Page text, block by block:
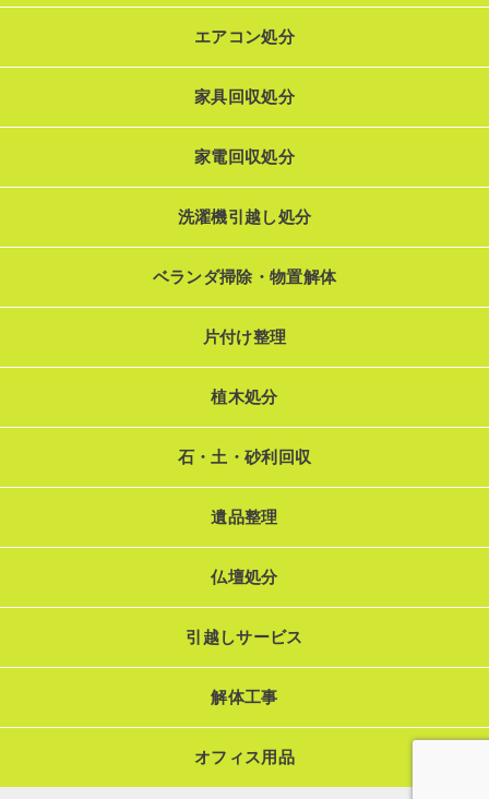
エアコン処分
家具回収処分
家電回収処分
洗濯機引越し処分
ベランダ掃除・物置解体
片付け整理
植木処分
石・土・砂利回収
遺品整理
仏壇処分
引越しサービス
解体工事
オフィス用品